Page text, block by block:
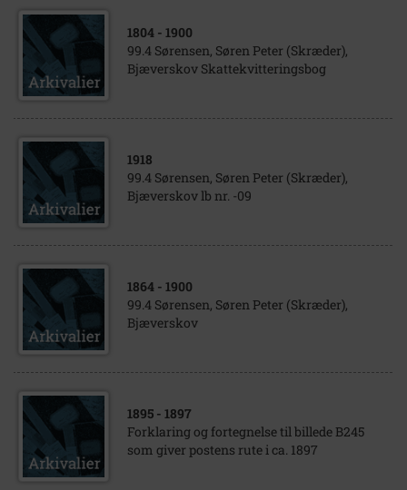
1804 - 1900
99.4 Sørensen, Søren Peter (Skræder),
Bjæverskov Skattekvitteringsbog
1918
99.4 Sørensen, Søren Peter (Skræder),
Bjæverskov lb nr. -09
1864 - 1900
99.4 Sørensen, Søren Peter (Skræder),
Bjæverskov
1895 - 1897
Forklaring og fortegnelse til billede B245
som giver postens rute i ca. 1897